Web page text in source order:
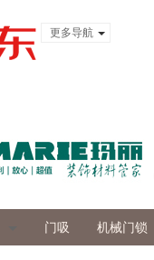
更多导航
门吸 机械门锁